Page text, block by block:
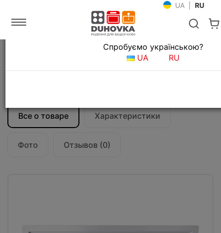
UA RU
Кухонные вытяжки
Встраиваемые вытяжки для кухни
Вытяжка кухонная Falmec Built-In Max
Все о товаре Характеристики
Фото Отзывов (0)
Язык магазина
Спробуємо українською?
UA
RU